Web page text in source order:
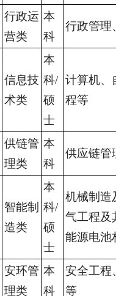
行政运
营类
本
科
行政管理
信息技
术类
本
科/
硕
士
计算机、
程等
供链管
理类
本
科
供应链管
智能制
造类
本
科/
硕
士
机械制造
气工程及
能源电池
安环管
理类
本
科
安全工程
等